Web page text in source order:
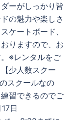
ーがしっかり皆
の魅力や楽しさ
ケートボード、
りますので、お
※レンタルをご
少人数スクー
スクールなの
習できるのでご
日